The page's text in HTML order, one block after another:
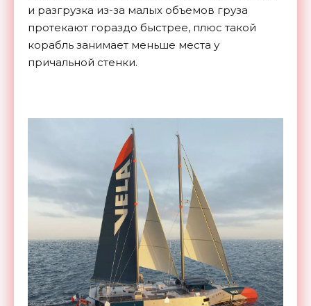
и разгрузка из-за малых объемов груза
протекают гораздо быстрее, плюс такой
корабль занимает меньше места у
причальной стенки.